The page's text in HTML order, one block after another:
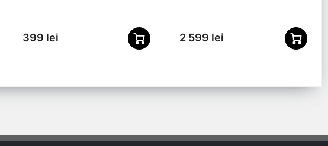
399 lei 2 599 lei